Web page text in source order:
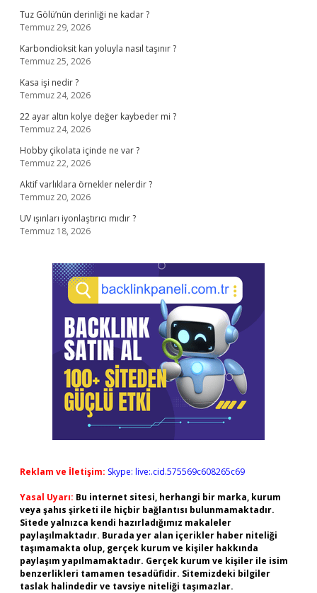
Tuz Gölü’nün derinliği ne kadar ?
Temmuz 29, 2026
Karbondioksit kan yoluyla nasıl taşınır ?
Temmuz 25, 2026
Kasa işi nedir ?
Temmuz 24, 2026
22 ayar altın kolye değer kaybeder mi ?
Temmuz 24, 2026
Hobby çikolata içinde ne var ?
Temmuz 22, 2026
Aktif varlıklara örnekler nelerdir ?
Temmuz 20, 2026
UV ışınları iyonlaştırıcı mıdır ?
Temmuz 18, 2026
Reklam ve İletişim: Skype: live:.cid.575569c608265c69
Yasal Uyarı: Bu internet sitesi, herhangi bir marka, kurum
veya şahıs şirketi ile hiçbir bağlantısı bulunmamaktadır.
Sitede yalnızca kendi hazırladığımız makaleler
paylaşılmaktadır. Burada yer alan içerikler haber niteliği
taşımamakta olup, gerçek kurum ve kişiler hakkında
paylaşım yapılmamaktadır. Gerçek kurum ve kişiler ile isim
benzerlikleri tamamen tesadüfidir. Sitemizdeki bilgiler
taslak halindedir ve tavsiye niteliği taşımazlar.